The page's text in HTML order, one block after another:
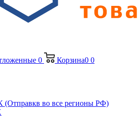
0 Корзина0 0
(Отправкв во все регионы РФ)